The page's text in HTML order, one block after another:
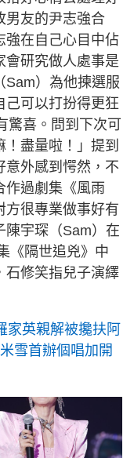
男友的尹志強合
強在自己心目中佔
會研究做人處事是
Sam）為他揀選服
己可以打扮得更狂
驚喜。問到下次可
盡量啦！」提到
意外感到愕然，不
作過劇集《風雨
方很專業做事好有
陳宇琛（Sam）在
《隔世追兇》中
石修笑指兒子演繹
家英親解被攙扶阿
雪首辦個唱加開